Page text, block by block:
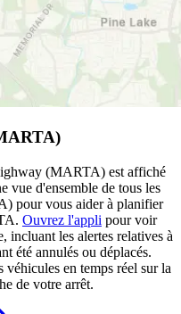
(MARTA) est affiché
vue d'ensemble de tous les
pour vous aider à planifier
Ouvrez l'appli pour voir
incluant les alertes relatives à
été annulés ou déplacés.
véhicules en temps réel sur la
de votre arrêt.